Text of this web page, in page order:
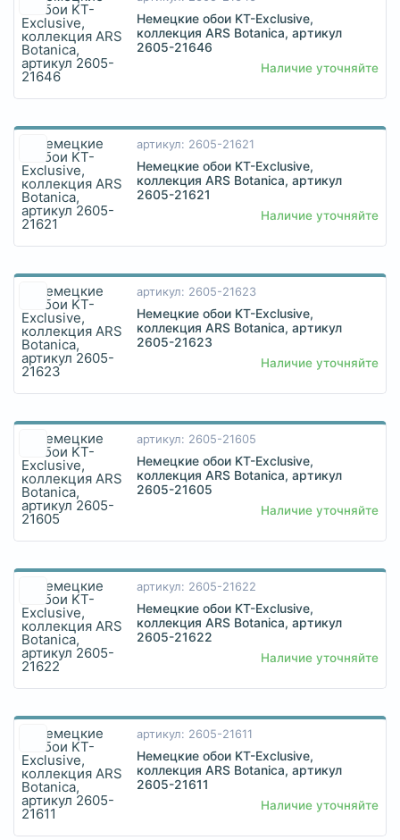
Немецкие обои KT-Exclusive,
коллекция ARS Botanica, артикул
2605-21646
Наличие уточняйте
артикул: 2605-21621
Немецкие обои KT-Exclusive,
коллекция ARS Botanica, артикул
2605-21621
Наличие уточняйте
артикул: 2605-21623
Немецкие обои KT-Exclusive,
коллекция ARS Botanica, артикул
2605-21623
Наличие уточняйте
артикул: 2605-21605
Немецкие обои KT-Exclusive,
коллекция ARS Botanica, артикул
2605-21605
Наличие уточняйте
артикул: 2605-21622
Немецкие обои KT-Exclusive,
коллекция ARS Botanica, артикул
2605-21622
Наличие уточняйте
артикул: 2605-21611
Немецкие обои KT-Exclusive,
коллекция ARS Botanica, артикул
2605-21611
Наличие уточняйте